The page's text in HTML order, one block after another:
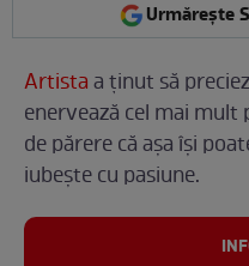
Urmărește
Artistaa ținut să
enervează cel mai mult
de părere că așa își
iubește cu pasiune.